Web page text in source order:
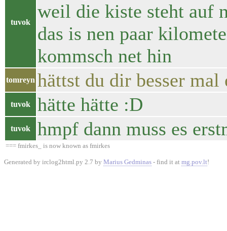
tuvok
weil die kiste steht auf
das is nen paar
kommsch net hin
tomreyn hättst du dir besser
tuvok hätte hätte :D
tuvok hmpf dann muss es
=== fmirkes_ is now known as fmirkes
Generated by irclog2html.py 2.7 by Marius Gedminas - find it at mg.pov.lt!